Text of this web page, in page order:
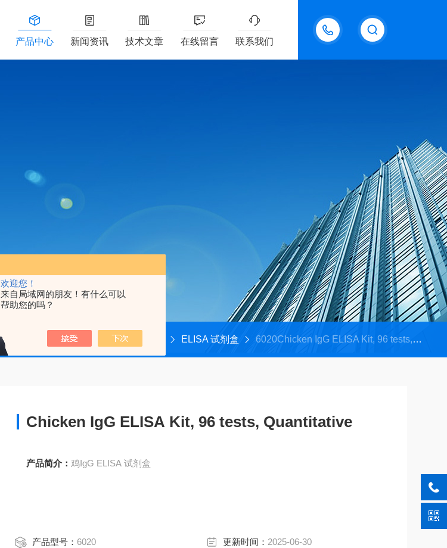
欢迎您！
来自局域网的朋友！有什么可以
帮助您的吗？
18611095289
产品中心 新闻资讯 技术文章 在线留言 联系我们
首页 产品中心 ELISA 试剂盒 6020Chicken IgG ELISA Kit, 96 tests, Quantitative
Chicken IgG ELISA Kit, 96 tests, Quantitative
产品简介： 鸡IgG ELISA 试剂盒
产品型号： 6020 更新时间： 2025-06-30